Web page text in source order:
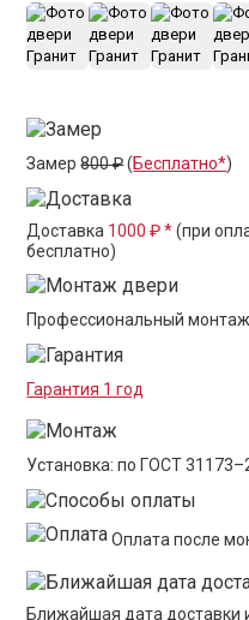
Замер800 ₽(Бесплатно*)
Доставка 1000 ₽ *(при
бесплатно)
Профессиональный монтаж
Гарантия 1 год
Установка: по ГОСТ
Оплата после
Ближайшая дата доставки